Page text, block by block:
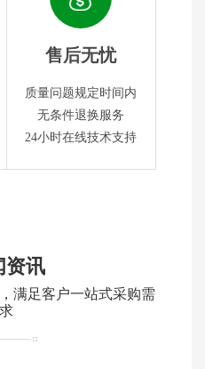
售后无忧
质量问题规定时间内
无条件退换服务
24小时在线技术支持
资讯
满足客户一站式采购需
求